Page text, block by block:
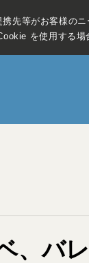
先等がお客様の
を使用する場
、バ